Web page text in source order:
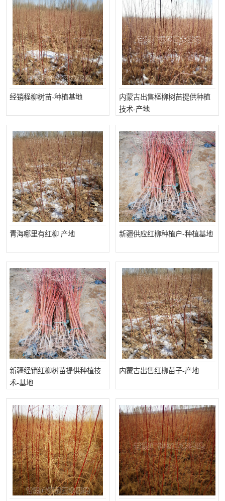
经销柽柳树苗-种植基地
内蒙古出售柽柳树苗提供种植
技术-产地
青海哪里有红柳 产地 新疆供应红柳种植户-种植基地
新疆经销红柳树苗提供种植技
术-基地
内蒙古出售红柳苗子-产地